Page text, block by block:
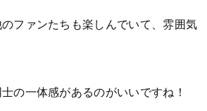
ファンたちも楽しんでいて、雰囲気
の一体感があるのがいいですね！